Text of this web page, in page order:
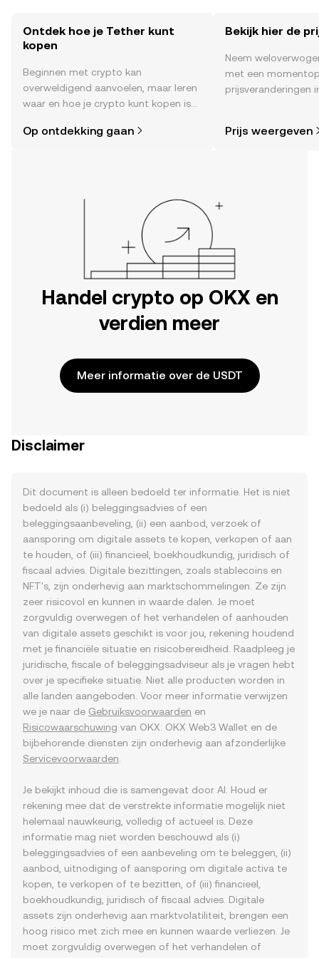
Ontdek hoe je Tether kunt
kopen
Beginnen met crypto kan
overweldigend aanvoelen, maar leren
waar en hoe je crypto kunt kopen is
reis op de mobiele app van OKX of
Op ontdekking gaan
Bekijk hier de
Neem
met een
prijsveranderingen
Prijs weergeven
Handel crypto op OKX en
verdien meer
Meer informatie over de USDT
Disclaimer
Dit document is alleen bedoeld ter informatie. Het is niet
bedoeld als (i) beleggingsadvies of een
beleggingsaanbeveling, (ii) een aanbod, verzoek of
aansporing om digitale assets te kopen, verkopen of aan
te houden, of (iii) financieel, boekhoudkundig, juridisch of
fiscaal advies. Digitale bezittingen, zoals stablecoins en
NFT's, zijn onderhevig aan marktschommelingen. Ze zijn
zeer risicovol en kunnen in waarde dalen. Je moet
zorgvuldig overwegen of het verhandelen of aanhouden
van digitale assets geschikt is voor jou, rekening houdend
met je financiële situatie en risicobereidheid. Raadpleeg je
juridische, fiscale of beleggingsadviseur als je vragen hebt
over je specifieke situatie. Niet alle producten worden in
alle landen aangeboden. Voor meer informatie verwijzen
we je naar de Gebruiksvoorwaarden en
Risicowaarschuwing van OKX. OKX Web3 Wallet en de
bijbehorende diensten zijn onderhevig aan afzonderlijke
Servicevoorwaarden
Je bekijkt inhoud die is samengevat door AI. Houd er
rekening mee dat de verstrekte informatie mogelijk niet
helemaal nauwkeurig, volledig of actueel is. Deze
informatie mag niet worden beschouwd als (i)
beleggingsadvies of een aanbeveling om te beleggen, (ii)
aanbod, uitnodiging of aansporing om digitale activa te
kopen, te verkopen of te bezitten, of (iii) financieel,
boekhoudkundig, juridisch of fiscaal advies. Digitale
assets zijn onderhevig aan marktvolatiliteit, brengen een
hoog risico met zich mee en kunnen waarde verliezen. Je
moet zorgvuldig overwegen of het verhandelen of